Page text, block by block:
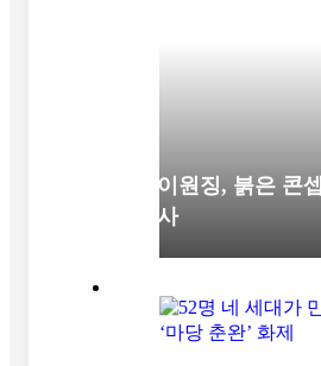
차이원징, 붉은 콘
인사